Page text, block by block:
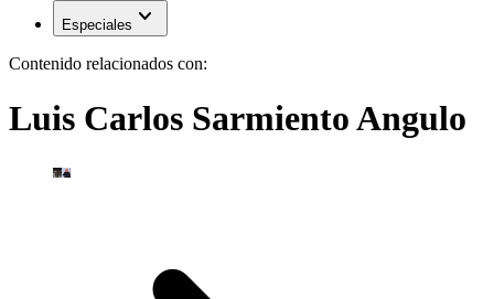
Especiales expand_more
Contenido relacionados con:
Luis Carlos Sarmiento Angulo